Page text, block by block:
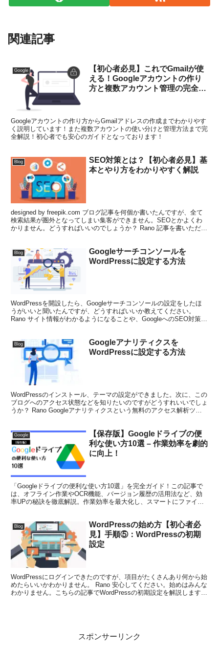
関連記事
Google
【初心者必見】これでGmailが使
える！Googleアカウントの作り
方と複数アカウント管理の完全ガ
Googleアカウントの作り方からGmailアドレスの作成までわかりやす
く説明しています！また複数アカウントの使い分けと管理方法まで完
全解説！初心者でも安心のガイドとなっております！
Blog
SEO対策とは？【初心者必見】基
本とやり方をわかりやすく解説
designed by freepik.com ブログ記事を何個か書いたんですが、全て
検索結果が圏外となってしまい集客ができません。SEOとかよくわ
かりません。どうすればいいのでしょうか？ Rano 記事を書いただけ
Blog
Googleサーチコンソールを
WordPressに設定する方法
WordPressを開設したら、Googleサーチコンソールの設定をしたほ
うがいいと聞いたんですが、どうすればいいか教えてください。
Rano サイト情報がわかるようになることや、GoogleへのSEO対策に
Blog
Googleアナリティクスを
WordPressに設定する方法
WordPressのインストール、テーマの設定ができました。次に、この
ブログへのアクセス状態などを知りたいのですがどうすれいいでしょ
うか？ Rano Googleアナリティクスという無料のアクセス解析ツー
Google
【保存版】Googleドライブの便
利な使い方10選 – 作業効率を劇的
に向上！
「Googleドライブの便利な使い方10選」を完全ガイド！この記事で
は、オフライン作業やOCR機能、バージョン履歴の活用法など、効
率UPの秘訣を徹底解説。作業効率を最大化し、スマートにファイル
Blog
WordPressの始め方【初心者必
見】手順⑤：WordPressの初期
設定
WordPressにログインできたのですが、項目がたくさんあり何から始
めたらいいかわかりません。 Rano 安心してください。始めはみんな
わかりません。こちらの記事でWordPressの初期設定を解説しますの
スポンサーリンク